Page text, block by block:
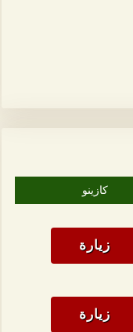
كازينو
زيارة
زيارة